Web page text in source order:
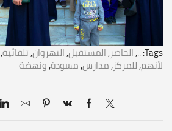
Tags:
..
,الحاضر,المستقبل,النهروان,تلقائية,
لأنهم,للمركز,مدارس,مسودة,ونهضة